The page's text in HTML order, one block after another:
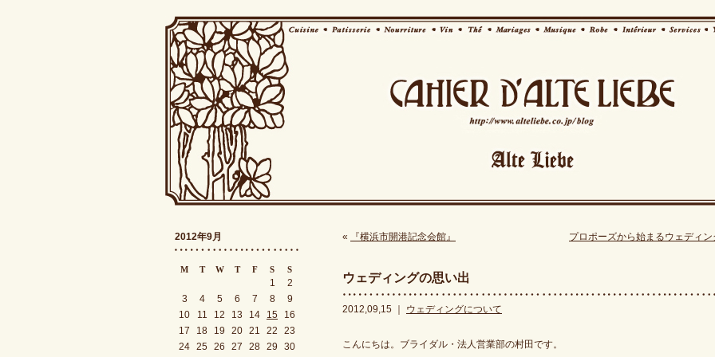
« 『横浜市開港記念会館』 プロポーズから始まるウェディン
ウェディングの思い出
2012,09,15 ｜ ウェディングについて
こんにちは。ブライダル・法人営業部の村田です。
2012年9月
M T W T F S S
1
2
3
4 5 6 7 8
9
10
11 12 13 14 15
16
17
18 19 20 21 22
23
24 25 26 27 28 29 30